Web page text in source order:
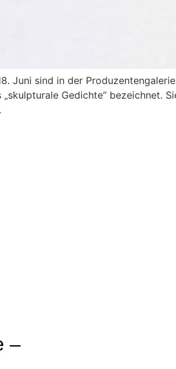
Juni sind in der
„skulpturale Gedichte“ bezeichnet.
–